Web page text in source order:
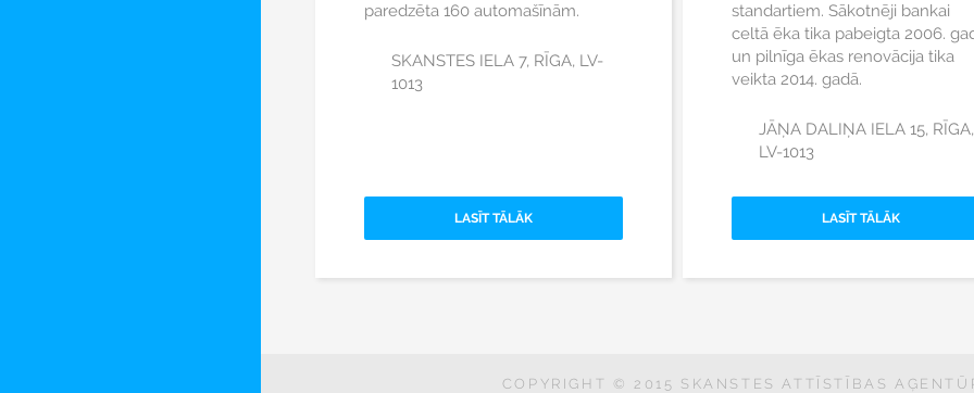
paredzēta 160 automašīnām.
SKANSTES IELA 7, RĪGA, LV-
1013
LASĪT TĀLĀK
standartiem. Sākotnēji bankai
celtā ēka tika pabeigta 2006.
un pilnīga ēkas renovācija tika
veikta 2014. gadā.
JĀŅA DALIŅA IELA 15, RĪGA,
LV-1013
LASĪT TĀLĀK
COPYRIGHT © 2015 SKANSTES ATTĪSTĪBAS